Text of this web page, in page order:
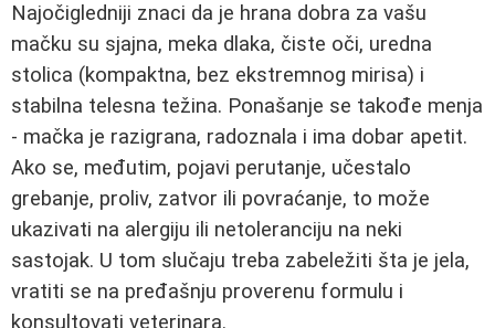
Najočigledniji znaci da je hrana dobra za vašu
mačku su sjajna, meka dlaka, čiste oči, uredna
stolica (kompaktna, bez ekstremnog mirisa) i
stabilna telesna težina. Ponašanje se takođe menja
- mačka je razigrana, radoznala i ima dobar apetit.
Ako se, međutim, pojavi perutanje, učestalo
grebanje, proliv, zatvor ili povraćanje, to može
ukazivati na alergiju ili netoleranciju na neki
sastojak. U tom slučaju treba zabeležiti šta je jela,
vratiti se na pređašnju proverenu formulu i
konsultovati veterinara.